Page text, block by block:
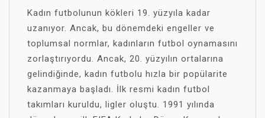
Kadın futbolunun kökleri 19. yüzyıla kadar
uzanıyor. Ancak, bu dönemdeki engeller ve
toplumsal normlar, kadınların futbol oynamasını
zorlaştırıyordu. Ancak, 20. yüzyılın ortalarına
gelindiğinde, kadın futbolu hızla bir popülarite
kazanmaya başladı. İlk resmi kadın futbol
takımları kuruldu, ligler oluştu. 1991 yılında